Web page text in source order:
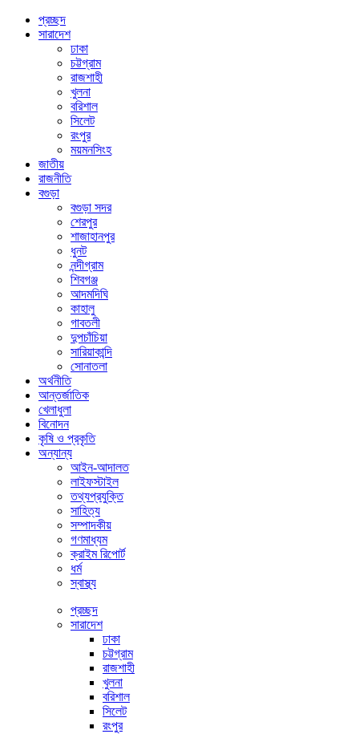
প্রচ্ছদ
সারাদেশ
ঢাকা
চট্টগ্রাম
রাজশাহী
খুলনা
বরিশাল
সিলেট
রংপুর
ময়মনসিংহ
জাতীয়
রাজনীতি
বগুড়া
বগুড়া সদর
শেরপুর
শাজাহানপুর
ধুনট
নন্দীগ্রাম
শিবগঞ্জ
আদমদিঘি
কাহালু
গাবতলী
দুপচাঁচিয়া
সারিয়াকান্দি
সোনাতলা
অর্থনীতি
আন্তর্জাতিক
খেলাধুলা
বিনোদন
কৃষি ও প্রকৃতি
অন্যান্য
আইন-আদালত
লাইফস্টাইল
তথ্যপ্রযুক্তি
সাহিত্য
সম্পাদকীয়
গণমাধ্যম
ক্রাইম রিপোর্ট
ধর্ম
স্বাস্থ্য
প্রচ্ছদ
সারাদেশ
ঢাকা
চট্টগ্রাম
রাজশাহী
খুলনা
বরিশাল
সিলেট
রংপুর